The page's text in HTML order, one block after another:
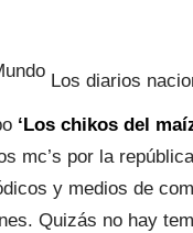
Los diarios
‘Los chikos del
mc’s por la
y medios de
Quizás no hay